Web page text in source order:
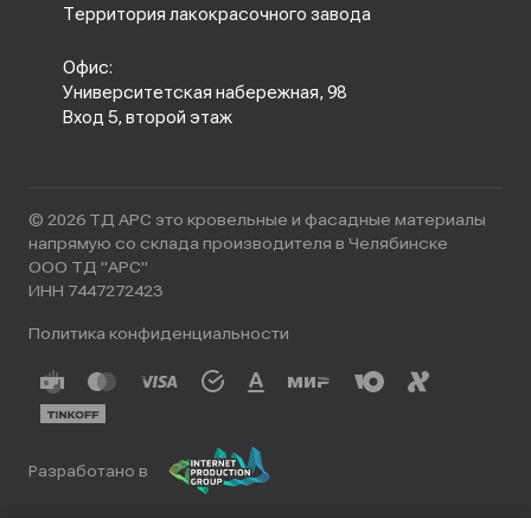
Территория лакокрасочного завода
Офис:
Университетская набережная, 98
Вход 5, второй этаж
© 2026 ТД АРС это кровельные и фасадные материалы
напрямую со склада производителя в Челябинске
ООО ТД "АРС"
ИНН 7447272423
Политика конфиденциальности
Разработано в